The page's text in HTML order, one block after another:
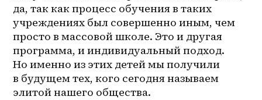
да, так как процесс обучения в таких
учреждениях был совершенно иным, чем
просто в массовой школе. Это и другая
программа, и индивидуальный подход.
Но именно из этих детей мы получили
в будущем тех, кого сегодня называем
элитой нашего общества.